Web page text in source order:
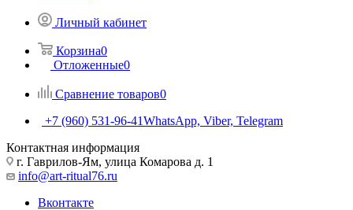
Личный кабинет
Корзина0
Отложенные0
Сравнение товаров0
+7 (960) 531-96-41WhatsApp, Viber, Telegram
Контактная информация
г. Гаврилов-Ям, улица Комарова д. 1
info@art-ritual76.ru
Вконтакте